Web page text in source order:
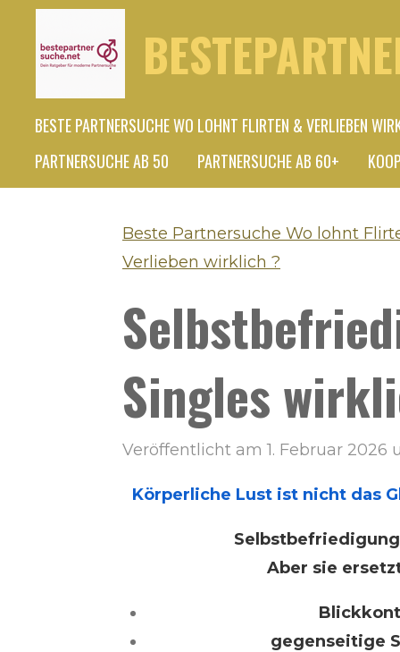
Hauptinhalt
BESTE PARTNERSUCHE WO LOHNT FLIRTEN & VERLIEBEN
PARTNERSUCHE AB 50
PARTNERSUCHE AB 60+
Beste Partnersuche Wo lohnt
Verlieben wirklich ?
Singles
Veröffentlicht am 1. Februar 2026
Körperliche Lust ist nicht das
Aber sie
gegenseitige